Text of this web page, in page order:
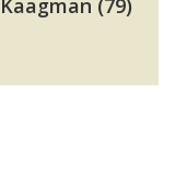
(79)